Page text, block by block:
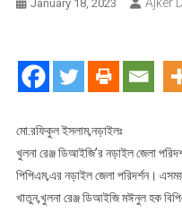
January 18, 2023
মো:রফিকুল ইসলাম,নড়াইলঃ
খুলনা রেঞ্জ ডিআইজি’র নড়াইল জেলা
পিপিএম,এর নড়াইল জেলা পরিদর্শন।
খাতুন,খুলনা রেঞ্জ ডিআইজি মঈনুল হক